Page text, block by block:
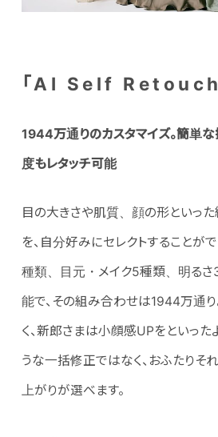
「AI Self Retouch
1944万通りのカスタマイズ。簡単
度もレタッチ可能
目の大きさや肌質、顔の形といっ
を、自分好みにセレクトすることが
種類、目元・メイク5種類、明るさ
能で、その組み合わせは1944万通
く、新郎さまは小顔感UPをといった
うな一括修正ではなく、おふたりそ
上がりが選べます。